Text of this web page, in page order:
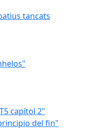
tancats
capítol 2"
del fin"